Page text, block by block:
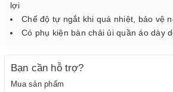
lợi
Chế độ tự ngắt khi quá nhiệt, bảo vệ
Có phụ kiện bàn chải ủi quần áo dày
Bạn cần hỗ trợ?
Mua sản phẩm